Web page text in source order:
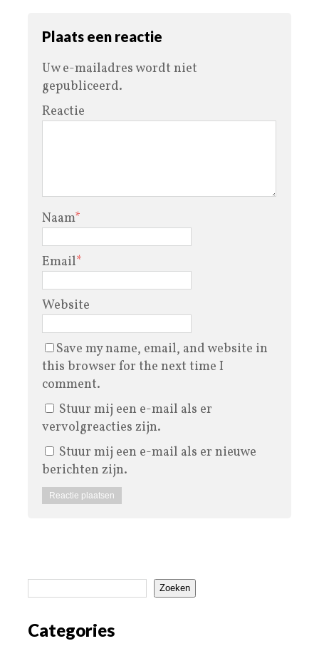
Plaats een reactie
Uw e-mailadres wordt niet
gepubliceerd.
Reactie
Naam*
Email*
Website
Save my name, email, and website in
this browser for the next time I
comment.
Stuur mij een e-mail als er
vervolgreacties zijn.
Stuur mij een e-mail als er nieuwe
berichten zijn.
Zoeken
Categories